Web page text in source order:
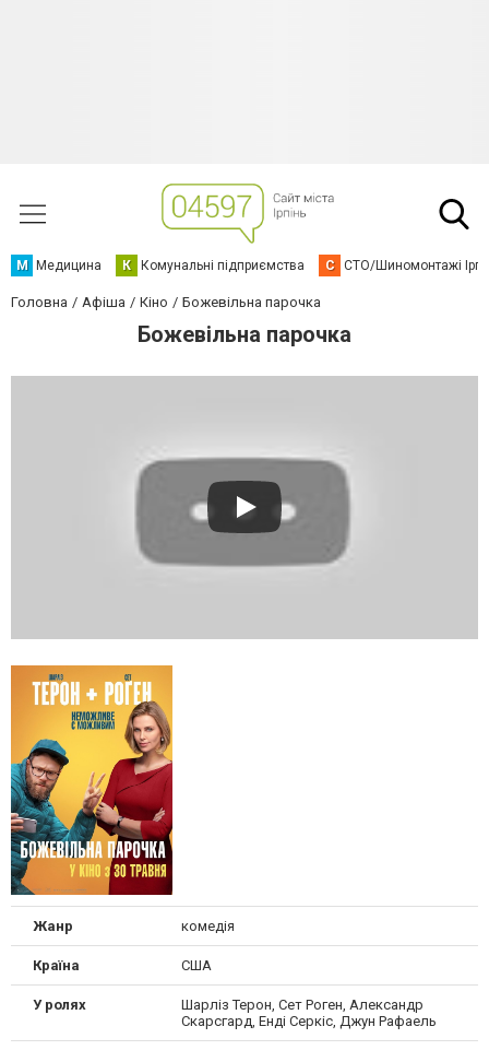
М Медицина К Комунальні підприємства С СТО/Шиномонтажі
Головна Афіша Кіно Божевільна парочка
Божевільна парочка
Жанр комедія
Країна США
У ролях
Шарліз Терон, Сет Роген, Александр
Скарсгард, Енді Серкіс, Джун Рафаель